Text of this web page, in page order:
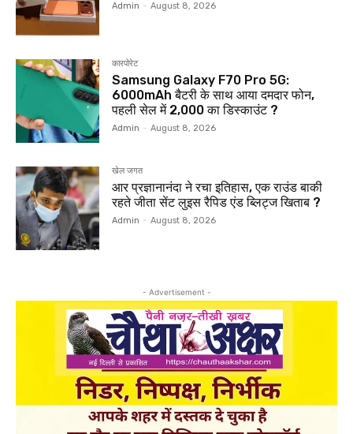
Admin - August 8, 2026
कारपोरेट
Samsung Galaxy F70 Pro 5G:
6000mAh बैटरी के साथ आया दमदार फोन,
पहली सेल में ₹2,000 का डिस्काउंट ?
Admin - August 8, 2026
खेल जगत
आर प्रज्ञानानंदा ने रचा इतिहास, एक राउंड बाकी
रहते जीता सेंट लुइस रैपिड एंड ब्लिट्ज खिताब ?
Admin - August 8, 2026
- Advertisement -